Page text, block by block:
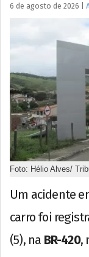
6 de agosto de 2026
Foto: Hélio Alves/
Um acidente
carro foi
(5), na BR-420,